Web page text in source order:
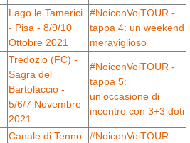
Lago le Tamerici
- Pisa - 8/9/10
Ottobre 2021
#NoiconVoiTOUR -
tappa 4: un weekend
meraviglioso
Tredozio (FC) -
Sagra del
Bartolaccio -
5/6/7 Novembre
2021
#NoiconVoiTOUR -
tappa 5:
un'occasione di
incontro con 3+3 doti
Canale di Tenno
#NoiconVoiTOUR -